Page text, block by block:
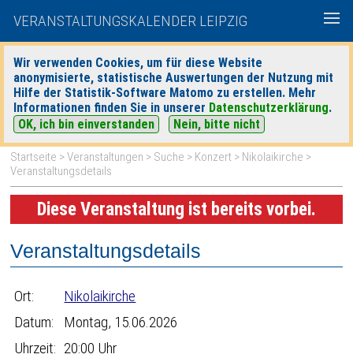
VERANSTALTUNGSKALENDER LEIPZIG
Wir verwenden Cookies, um für diese Website
anonymisierte, statistische Auswertungen der Nutzung mit
Hilfe der Statistik-Software Matomo zu erstellen. Mehr
Informationen finden Sie in unserer Datenschutzerklärung.
OK, ich bin einverstanden
Nein, bitte nicht
heute|morgen| Detaillierte Suche
Startseite >Veranstaltungen > Suche > Konzert > Nikolaikirche >
Veranstaltungsdetails
Diese Veranstaltung ist bereits vorbei.
Veranstaltungsdetails
Ort:
Nikolaikirche
Datum:
Montag, 15.06.2026
Uhrzeit: 20:00 Uhr